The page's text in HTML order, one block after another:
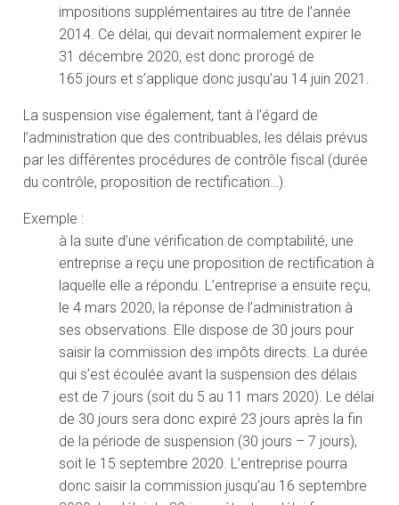
impositions supplémentaires au titre de l’année
2014. Ce délai, qui devait normalement expirer le
31 décembre 2020, est donc prorogé de
165 jours et s’applique donc jusqu’au 14 juin 2021.
La suspension vise également, tant à l’égard de
l’administration que des contribuables, les délais prévus
par les différentes procédures de contrôle fiscal (durée
du contrôle, proposition de rectification…).
Exemple :
à la suite d’une vérification de comptabilité, une
entreprise a reçu une proposition de rectification à
laquelle elle a répondu. L’entreprise a ensuite reçu,
le 4 mars 2020, la réponse de l’administration à
ses observations. Elle dispose de 30 jours pour
saisir la commission des impôts directs. La durée
qui s’est écoulée avant la suspension des délais
est de 7 jours (soit du 5 au 11 mars 2020). Le délai
de 30 jours sera donc expiré 23 jours après la fin
de la période de suspension (30 jours – 7 jours),
soit le 15 septembre 2020. L’entreprise pourra
donc saisir la commission jusqu’au 16 septembre